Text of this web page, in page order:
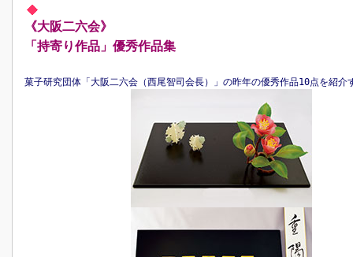
《大阪二六会》
「持寄り作品」優秀作品集
菓子研究団体「大阪二六会（西尾智司会長）」の昨年の優秀作品10点を紹介